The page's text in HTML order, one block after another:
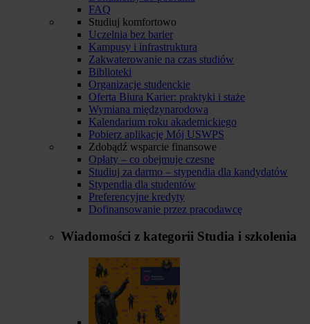
FAQ
Studiuj komfortowo
Uczelnia bez barier
Kampusy i infrastruktura
Zakwaterowanie na czas studiów
Biblioteki
Organizacje studenckie
Oferta Biura Karier: praktyki i staże
Wymiana międzynarodowa
Kalendarium roku akademickiego
Pobierz aplikację Mój USWPS
Zdobądź wsparcie finansowe
Opłaty – co obejmuje czesne
Studiuj za darmo – stypendia dla kandydatów
Stypendia dla studentów
Preferencyjne kredyty
Dofinansowanie przez pracodawcę
Wiadomości z kategorii Studia i szkolenia